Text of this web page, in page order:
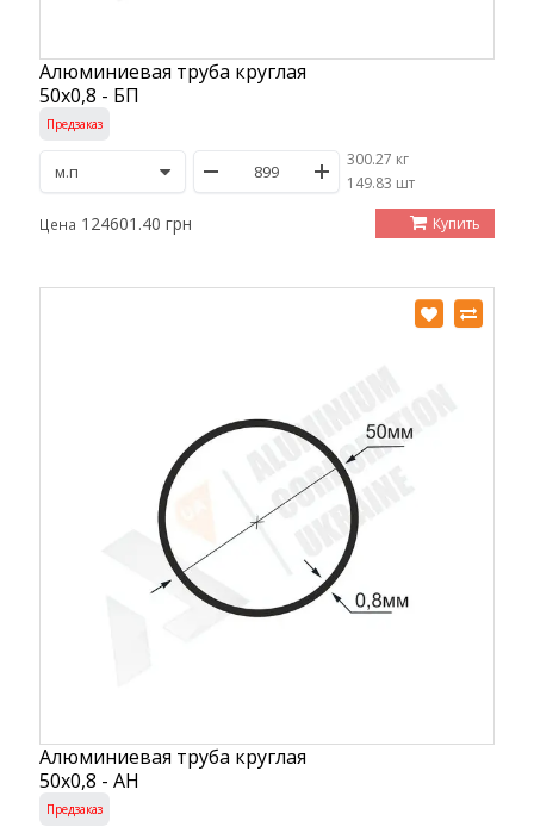
Алюминиевая труба круглая
50х0,8 - БП
Предзаказ
300.27 кг
/149.83 шт
Цена 124601.40 грн Купить
Алюминиевая труба круглая
50х0,8 - АН
Предзаказ